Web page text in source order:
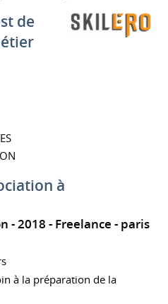
de
à
2018 Freelance
paris
à la préparation de la